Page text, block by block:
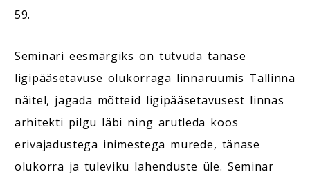
59.
Seminari eesmärgiks on tutvuda tänase
ligipääsetavuse olukorraga linnaruumis Tallinna
näitel, jagada mõtteid ligipääsetavusest linnas
arhitekti pilgu läbi ning arutleda koos
erivajadustega inimestega murede, tänase
olukorra ja tuleviku lahenduste üle. Seminar